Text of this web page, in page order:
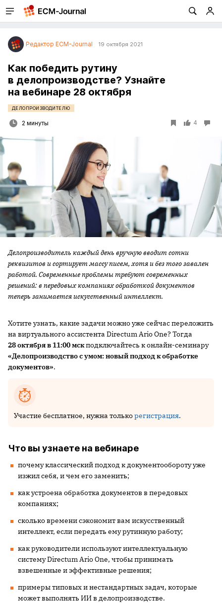
Редактор ECM-Journal 19 октября 2021
Как победить рутину
в делопроизводстве? Узнайте
на вебинаре 28 октября
ДЕЛОПРОИЗВОДИТЕЛЮ
2 минуты 4
Делопроизводитель каждый день вручную вводит сотни
реквизитов и сортирует массу писем, хотя и без того завален
работой. Современные проблемы требуют современных
решений: в передовых компаниях обработкой документов
теперь занимается искусственный интеллект.
Хотите узнать, какие задачи можно уже сейчас переложить
на виртуального ассистента Directum Ario One? Тогда
28 октября в 11:00 мскподключайтесь к онлайн-семинару
«Делопроизводство с умом: новый подход к обработке
документов».
Участие бесплатное, нужна толькорегистрация.
Что вы узнаете на вебинаре
почему классический подход к документообороту уже
изжил себя, и чем его заменить;
как устроена обработка документов в передовых
компаниях;
сколько времени сэкономит вам искусственный
интеллект, если передать ему рутинную работу;
как руководители используют интеллектуальную
систему Directum Ario One, чтобы принимать
взвешенные и эффективные решения;
примеры типовых и нестандартных задач, которые
может выполнять ИИ в делопроизводстве.